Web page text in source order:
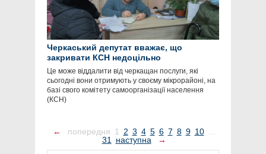
Черкаський депутат вважає, що
закривати КСН недоцільно
Це може віддалити від черкащан послуги, які
сьогодні вони отримують у своєму мікрорайоні, на
базі свого комітету самоорганізації населення
(КСН)
← попередня 1 2 3 4 5 6 7 8 9 10 ...
31 наступна →